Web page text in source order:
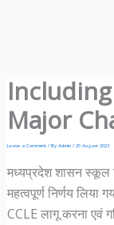
Major
Leave a Comment / By Admin / 25 August 2023
मध्यप्रदेश शासन स्कूल
महत्वपूर्ण निर्णय
CCLE लागू करना एवं